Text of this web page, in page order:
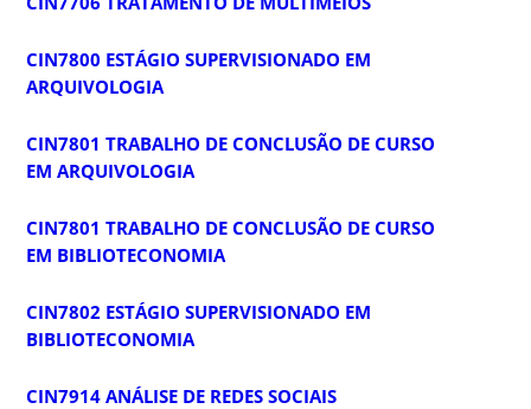
CIN7800 ESTÁGIO SUPERVISIONADO EM
ARQUIVOLOGIA
CIN7801 TRABALHO DE CONCLUSÃO DE CURSO
EM ARQUIVOLOGIA
CIN7801 TRABALHO DE CONCLUSÃO DE CURSO
EM BIBLIOTECONOMIA
CIN7802 ESTÁGIO SUPERVISIONADO EM
BIBLIOTECONOMIA
CIN7914 ANÁLISE DE REDES SOCIAIS